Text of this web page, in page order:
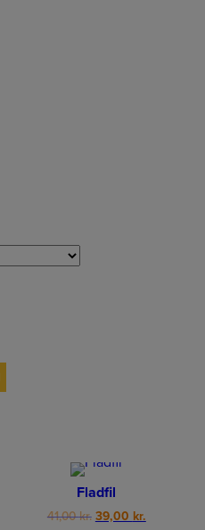
Fladfil
41,00kr. Original
39,00 kr.Current